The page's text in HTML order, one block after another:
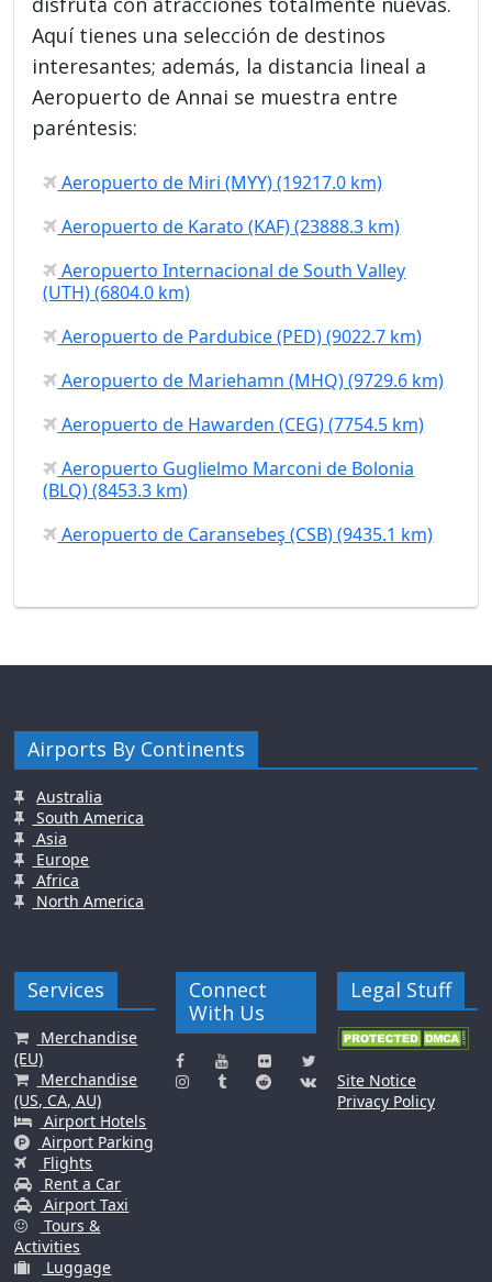
Aquí tienes una selección de destinos
interesantes; además, la distancia lineal a
Aeropuerto de Annai se muestra entre
paréntesis:
Aeropuerto de Miri (MYY) (19217.0 km)
Aeropuerto de Karato (KAF) (23888.3 km)
Aeropuerto Internacional de South Valley
(UTH) (6804.0 km)
Aeropuerto de Pardubice (PED) (9022.7 km)
Aeropuerto de Mariehamn (MHQ) (9729.6 km)
Aeropuerto de Hawarden (CEG) (7754.5 km)
Aeropuerto Guglielmo Marconi de Bolonia
(BLQ) (8453.3 km)
Aeropuerto de Caransebeş (CSB) (9435.1 km)
Airports By Continents
Australia
South America
Asia
Europe
Africa
North America
Services
Merchandise
(EU)
Merchandise
(US, CA, AU)
Airport Hotels
Airport Parking
Flights
Rent a Car
Airport Taxi
Tours &
Activities
Luggage
Connect
With Us
Legal Stuff
Site Notice
Privacy Policy